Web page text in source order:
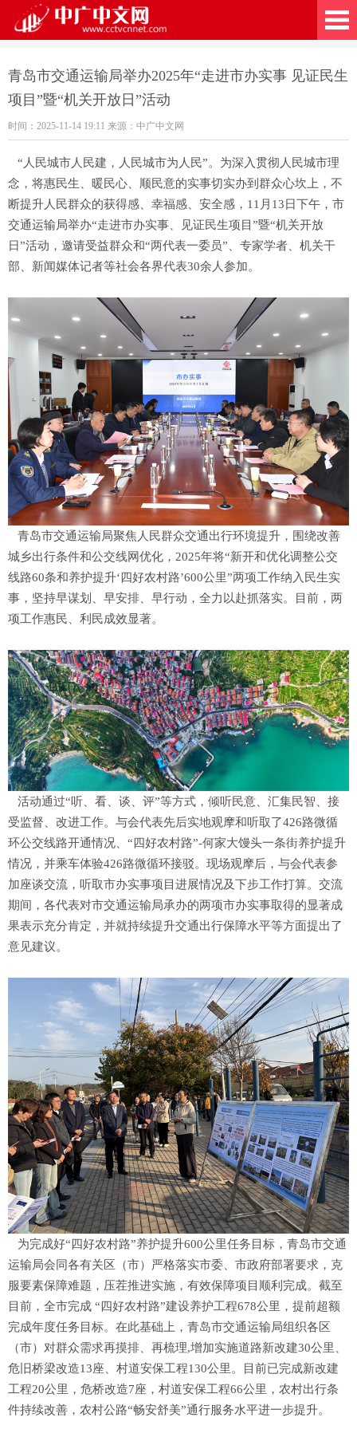
青岛市交通运输局举办2025年“走进市办实事 见证民生
项目”暨“机关开放日”活动
时间：2025-11-14 19:11 来源：中广中文网
“人民城市人民建，人民城市为人民”。为深入贯彻人民城市理
念，将惠民生、暖民心、顺民意的实事切实办到群众心坎上，不
断提升人民群众的获得感、幸福感、安全感，11月13日下午，市
交通运输局举办“走进市办实事、见证民生项目”暨“机关开放
日”活动，邀请受益群众和“两代表一委员”、专家学者、机关干
部、新闻媒体记者等社会各界代表30余人参加。
青岛市交通运输局聚焦人民群众交通出行环境提升，围绕改善
城乡出行条件和公交线网优化，2025年将“新开和优化调整公交
线路60条和养护提升‘四好农村路’600公里”两项工作纳入民生实
事，坚持早谋划、早安排、早行动，全力以赴抓落实。目前，两
项工作惠民、利民成效显著。
活动通过“听、看、谈、评”等方式，倾听民意、汇集民智、接
受监督、改进工作。与会代表先后实地观摩和听取了426路微循
环公交线路开通情况、“四好农村路”-何家大馒头一条街养护提升
情况，并乘车体验426路微循环接驳。现场观摩后，与会代表参
加座谈交流，听取市办实事项目进展情况及下步工作打算。交流
期间，各代表对市交通运输局承办的两项市办实事取得的显著成
果表示充分肯定，并就持续提升交通出行保障水平等方面提出了
意见建议。
为完成好“四好农村路”养护提升600公里任务目标，青岛市交通
运输局会同各有关区（市）严格落实市委、市政府部署要求，克
服要素保障难题，压茬推进实施，有效保障项目顺利完成。截至
目前，全市完成 “四好农村路”建设养护工程678公里，提前超额
完成年度任务目标。在此基础上，青岛市交通运输局组织各区
（市）对群众需求再摸排、再梳理,增加实施道路新改建30公里、
危旧桥梁改造13座、村道安保工程130公里。目前已完成新改建
工程20公里，危桥改造7座，村道安保工程66公里，农村出行条
件持续改善，农村公路“畅安舒美”通行服务水平进一步提升。